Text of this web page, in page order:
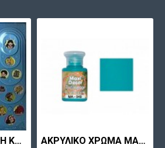
ΖΟΥΖΟΥΝΙΑ: Η ΚΙΚΗ ΚΑΙ Η ΚΟΚΟ ΚΑΙ ΑΛΛΑ ΤΡΑΓΟΥΔΙΑ
ΑΚΡΥΛΙΚΟ ΧΡΩΜΑ MA049 60ML ΠΕΤΡΟΛ ΑΝΟΙΧΤΟ MAXICOLOR